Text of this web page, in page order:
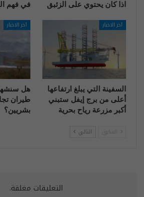
اذا كان يحتوي على الزئبق
في فهم
آخر الاخبار
السفينة التي يبلغ ارتفاعها
أعلى من برج إيفل ستبني
أكبر مزرعة رياح بحرية
آخر الاخبار
هل
طيران
بشريين؟
التالي
التعليقات مغلقة.